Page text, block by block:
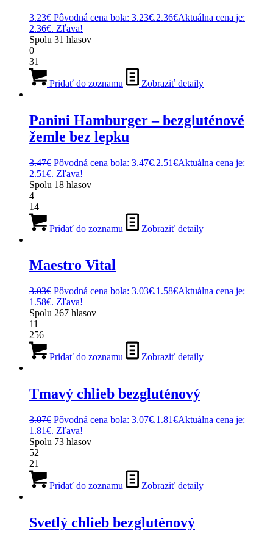
3.23€ Pôvodná cena bola: 3.23€.2.36€Aktuálna cena je:
2.36€. Zľava!
Spolu 31 hlasov
0
31
Pridať do zoznamu Zobraziť detaily
Panini Hamburger – bezgluténové
žemle bez lepku
3.47€ Pôvodná cena bola: 3.47€.2.51€Aktuálna cena je:
2.51€. Zľava!
Spolu 18 hlasov
4
14
Pridať do zoznamu Zobraziť detaily
Maestro Vital
3.03€ Pôvodná cena bola: 3.03€.1.58€Aktuálna cena je:
1.58€. Zľava!
Spolu 267 hlasov
11
256
Pridať do zoznamu Zobraziť detaily
Tmavý chlieb bezgluténový
3.07€ Pôvodná cena bola: 3.07€.1.81€Aktuálna cena je:
1.81€. Zľava!
Spolu 73 hlasov
52
21
Pridať do zoznamu Zobraziť detaily
Svetlý chlieb bezgluténový